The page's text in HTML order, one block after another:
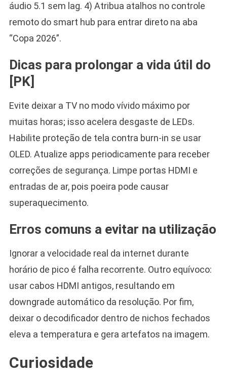
áudio 5.1 sem lag. 4) Atribua atalhos no controle
remoto do smart hub para entrar direto na aba
“Copa 2026”.
Dicas para prolongar a vida útil do
[PK]
Evite deixar a TV no modo vívido máximo por
muitas horas; isso acelera desgaste de LEDs.
Habilite proteção de tela contra burn-in se usar
OLED. Atualize apps periodicamente para receber
correções de segurança. Limpe portas HDMI e
entradas de ar, pois poeira pode causar
superaquecimento.
Erros comuns a evitar na utilização
Ignorar a velocidade real da internet durante
horário de pico é falha recorrente. Outro equívoco:
usar cabos HDMI antigos, resultando em
downgrade automático da resolução. Por fim,
deixar o decodificador dentro de nichos fechados
eleva a temperatura e gera artefatos na imagem.
Curiosidade